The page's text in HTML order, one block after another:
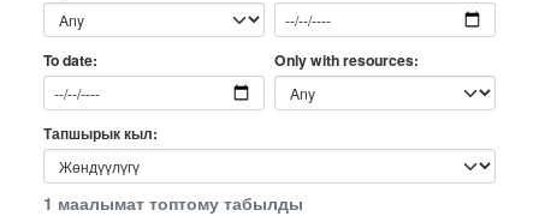
To date Only with resources
Тапшырык кыл
1 маалымат топтому табылды